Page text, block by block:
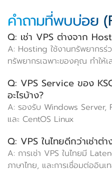
คำถามที่พบบ่อย
Q: เช่า VPS ต่างจาก
A: Hosting ใช้งานทรัพยากร
ทรัพยากรเฉพาะของคุณ ทำให้
Q: VPS Service ของ
อะไรบ้าง?
A: รองรับ Windows
และ CentOS Linux
Q: VPS ในไทยดีกว่าเช่าต่า
A: การเช่า VPS ในไทยมี
ภาษาไทย, และการเชื่อมต่ออินเ